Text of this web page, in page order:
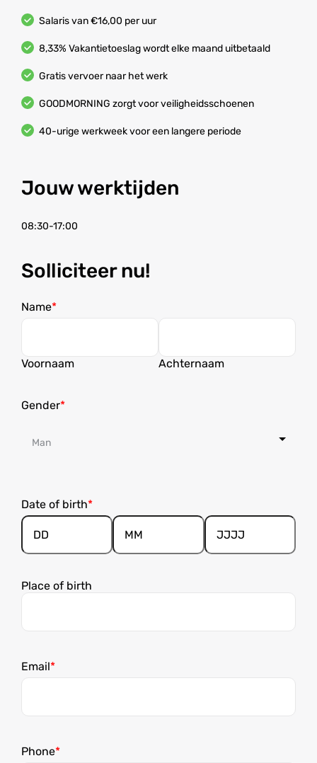
Salaris van €16,00 per uur
8,33% Vakantietoeslag wordt elke maand uitbetaald
Gratis vervoer naar het werk
GOODMORNING zorgt voor veiligheidsschoenen
40-urige werkweek voor een langere periode
Jouw werktijden
08:30-17:00
Solliciteer nu!
Name
Voornaam Achternaam
Gender
Date of birth
Place of birth
Email
Phone